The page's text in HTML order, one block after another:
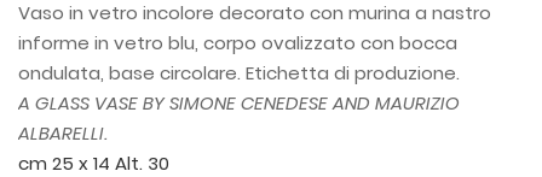
Vaso in vetro incolore decorato con murina a nastro
informe in vetro blu, corpo ovalizzato con bocca
ondulata, base circolare. Etichetta di produzione.
A GLASS VASE BY SIMONE CENEDESE AND MAURIZIO
ALBARELLI.
cm 25 x 14 Alt. 30